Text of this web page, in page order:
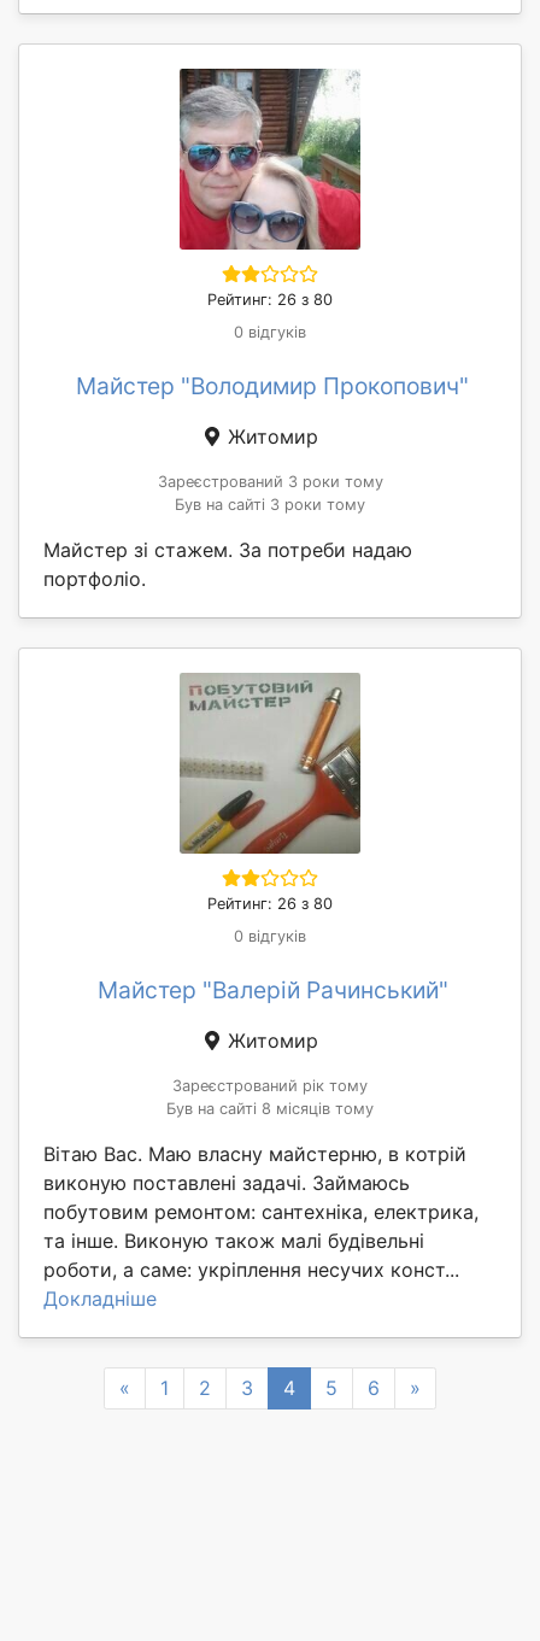
Рейтинг: 26 з 80
0 відгуків
Майстер "Володимир Прокопович"
Житомир
Зареєстрований 3 роки тому
Був на сайті 3 роки тому
Майстер зі стажем. За потреби надаю
портфоліо.
Рейтинг: 26 з 80
0 відгуків
Майстер "Валерій Рачинський"
Житомир
Зареєстрований рік тому
Був на сайті 8 місяців тому
Вітаю Вас. Маю власну майстерню, в котрій
виконую поставлені задачі. Займаюсь
побутовим ремонтом: сантехніка, електрика,
та інше. Виконую також малі будівельні
роботи, а саме: укріплення несучих конст...
Докладніше
« Previous
1 2 3 4 5 6 »